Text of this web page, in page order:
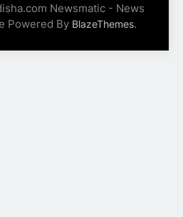
Newsmatic - News
Powered By BlazeThemes.